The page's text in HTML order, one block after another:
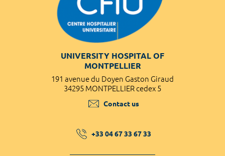
UNIVERSITY HOSPITAL OF
MONTPELLIER
191 avenue du Doyen Gaston Giraud
34295 MONTPELLIER cedex 5
Contact us
+33 04 67 33 67 33